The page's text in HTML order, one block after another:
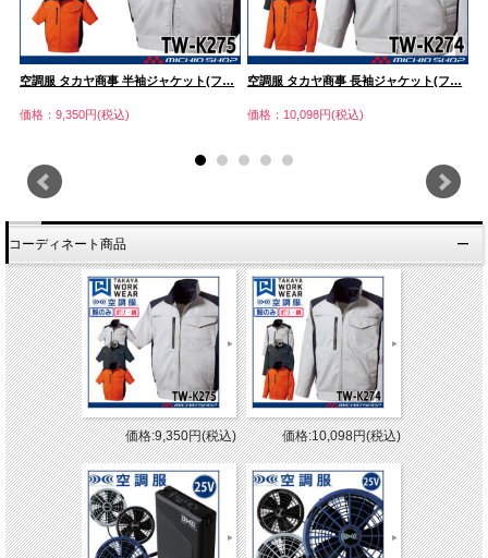
空調服 タカヤ商事 半袖ジャケット(フ…
価格：9,350円(税込)
空調服 タカヤ商事 長袖ジャケット(フ…
価格：10,098円(税込)
コーディネート商品
価格:9,350円(税込) 価格:10,098円(税込)